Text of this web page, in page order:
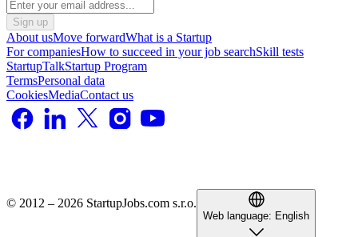
Sign up
About usMove forwardWhat is a Startup
For companiesHow to succeed in your job searchSkill tests
StartupTalkStartup Program
TermsPersonal data
CookiesMediaContact us
© 2012 – 2026 StartupJobs.com s.r.o.
Web language: English